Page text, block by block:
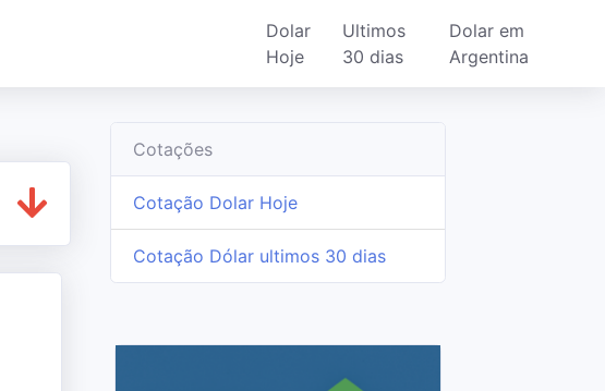
Dolar
Hoje
Ultimos
30 dias
Dolar em
Argentina
Cotações
Cotação Dolar Hoje
Cotação Dólar ultimos 30 dias